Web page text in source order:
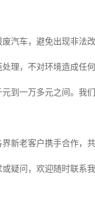
汽车，避免出现非法
理，不对环境造成任何
到一万多元之间。我
新老客户携手合作，
疑问，欢迎随时联系